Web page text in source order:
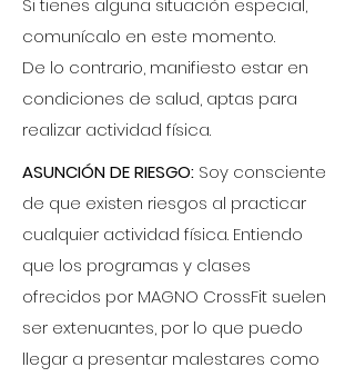
Si tienes alguna situación especial,
comunícalo en este momento.
De lo contrario, manifiesto estar en
condiciones de salud, aptas para
realizar actividad física.
ASUNCIÓN DE RIESGO: Soy consciente
de que existen riesgos al practicar
cualquier actividad física. Entiendo
que los programas y clases
ofrecidos por MAGNO CrossFit suelen
ser extenuantes, por lo que puedo
llegar a presentar malestares como